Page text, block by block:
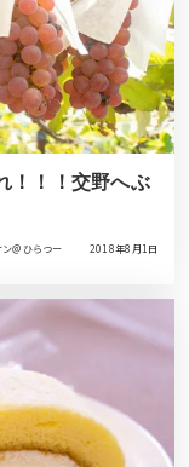
！！！交野へぶ
ン＠ひらつー 2018年8月1日